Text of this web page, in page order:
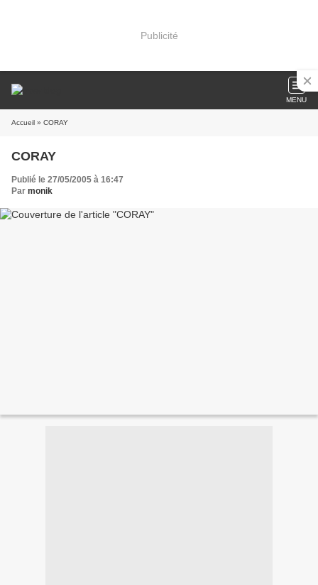
Publicité
MENU
Accueil » CORAY
CORAY
Publié le 27/05/2005 à 16:47
Par monik